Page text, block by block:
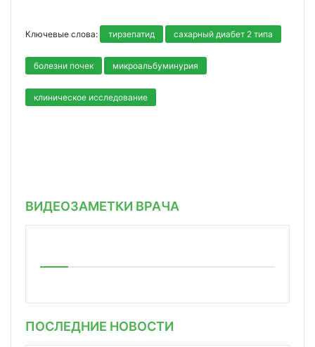
Ключевые слова: тирзепатид сахарный диабет 2 типа
болезни почек микроальбуминурия
клиническое исследование
ВИДЕОЗАМЕТКИ ВРАЧА
ПОСЛЕДНИЕ НОВОСТИ